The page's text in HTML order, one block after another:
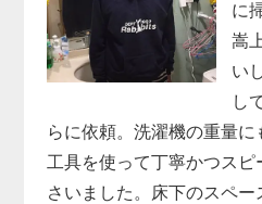
に
嵩
い
し
らに依頼。洗濯機の重量に
工具を使って丁寧かつス
さいました。床下のスペ